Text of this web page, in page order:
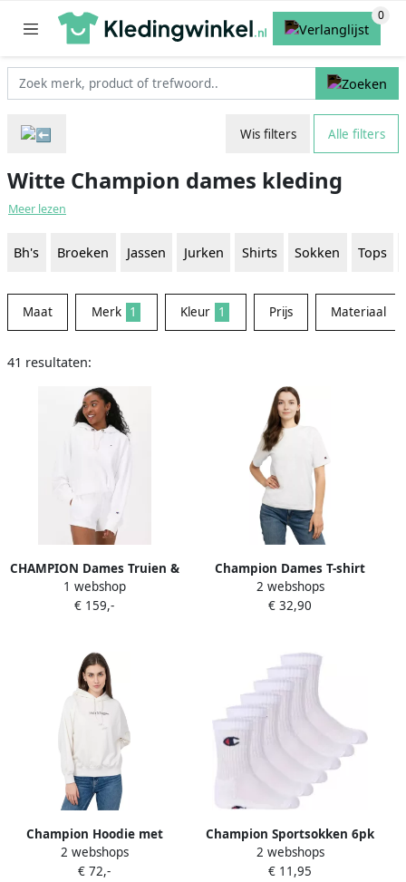
Wis filters Alle filters
Witte Champion dames kleding
Meer lezen
Bh's Broeken Jassen Jurken Shirts Sokken Tops
Maat Merk 1 Kleur 1 Prijs Materiaal
41 resultaten:
CHAMPION Dames Truien &
Vesten Hooded Sweatshirt
Dms Plain Wit
1 webshop
€ 159,-
Champion Dames T-shirt
Oversized Model 116692
White Dames
2 webshops
€ 32,90
Champion Hoodie met
'make it happen'
borduurwerk White Dames
2 webshops
€ 72,-
Champion Sportsokken 6pk
Crew Socks (set 6 paar)
2 webshops
€ 11,95